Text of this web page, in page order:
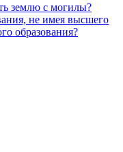
землю с могилы?
не имея высшего
образования?